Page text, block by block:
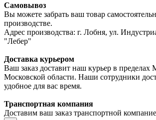
Самовывоз
Вы можете забрать ваш товар
производстве.
Адрес производства: г. Лобня, ул.
"Лебер"
Доставка курьером
Ваш заказ доставит наш курьер в пределах
Московской области. Наши сотрудники
удобное для вас время.
Транспортная компания
Доставим ваш заказ транспортной